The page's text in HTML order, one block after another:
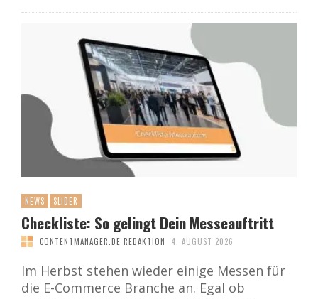
NEWS SLIDER
Checkliste: So gelingt Dein Messeauftritt
CONTENTMANAGER.DE REDAKTION 4. AUGUST 2026
Im Herbst stehen wieder einige Messen für
die E-Commerce Branche an. Egal ob